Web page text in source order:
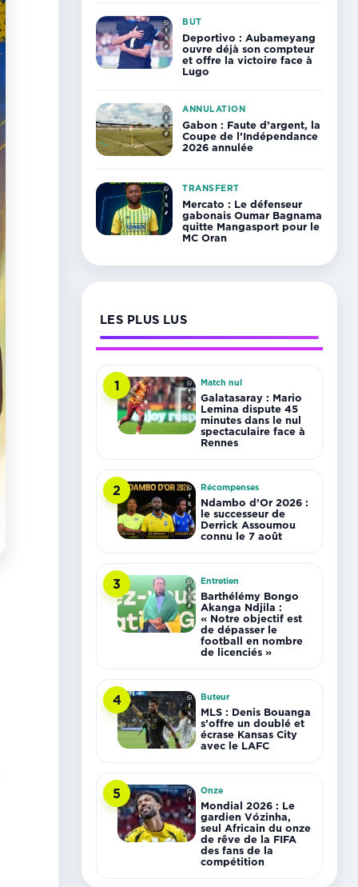
BUT
Deportivo : Aubameyang
ouvre déjà son compteur
et offre la victoire face à
Lugo
ANNULATION
Gabon : Faute d’argent, la
Coupe de l’Indépendance
2026 annulée
TRANSFERT
Mercato : Le défenseur
gabonais Oumar Bagnama
quitte Mangasport pour le
MC Oran
LES PLUS LUS
1 Match nul
Galatasaray : Mario
Lemina dispute 45
minutes dans le nul
spectaculaire face à
Rennes
2 Récompenses
Ndambo d’Or 2026 :
le successeur de
Derrick Assoumou
connu le 7 août
3 Entretien
Barthélémy Bongo
Akanga Ndjila :
« Notre objectif est
de dépasser le
football en nombre
de licenciés »
4 Buteur
MLS : Denis Bouanga
s’offre un doublé et
écrase Kansas City
avec le LAFC
5 Onze
Mondial 2026 : Le
gardien Vózinha,
seul Africain du onze
de rêve de la FIFA
des fans de la
compétition